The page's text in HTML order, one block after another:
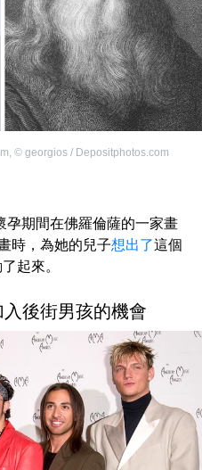
, © georgios / Depositphotos.com
孕期間在佛羅倫薩的一家畫
時，為她的兒子想出了這個
起來。
後街男孩的機會